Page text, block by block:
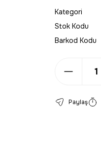
Kategori
Stok Kodu
Barkod Kodu
Paylaş